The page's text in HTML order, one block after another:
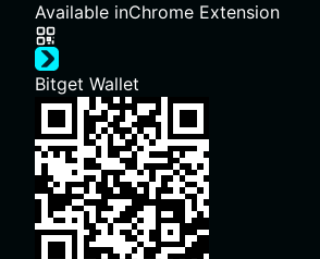
Available inChrome Extension
Bitget Wallet